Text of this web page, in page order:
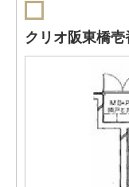
クリオ阪東橋壱